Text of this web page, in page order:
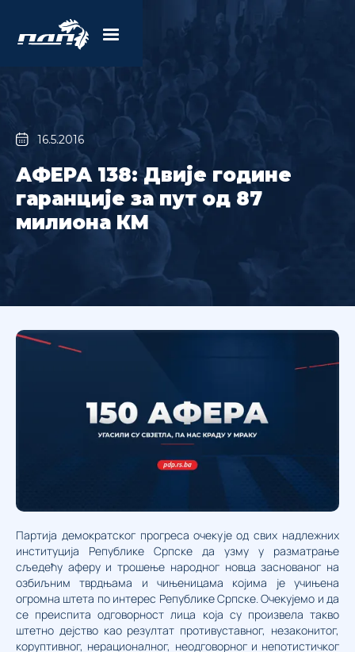
16.5.2016
АФЕРА 138: Двије године
гаранције за пут од 87
милиона КМ
Партија демократског прогреса очекује од свих надлежних
институција Републике Српске да узму у разматрање
сљедећу аферу и трошење народног новца заснованог на
озбиљним тврдњама и чињеницама којима је учињена
огромна штета по интерес Републике Српске. Очекујемо и да
се преиспита одговорност лица која су произвела такво
штетно дејство као резултат противуставног, незаконитог,
коруптивног, нерационалног, неодговорног и непотистичког